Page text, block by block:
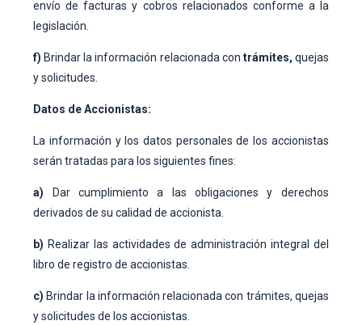
envío de facturas y cobros relacionados conforme a la
legislación.
f) Brindar la información relacionada con trámites, quejas
y solicitudes.
Datos de Accionistas:
La información y los datos personales de los accionistas
serán tratadas para los siguientes fines:
a) Dar cumplimiento a las obligaciones y derechos
derivados de su calidad de accionista.
b) Realizar las actividades de administración integral del
libro de registro de accionistas.
c) Brindar la información relacionada con trámites, quejas
y solicitudes de los accionistas.